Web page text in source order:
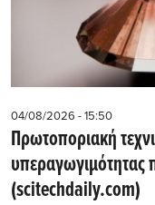
04/08/2026 - 15:50
Πρωτοποριακή
υπεραγωγιμότητας
(scitechdaily.com)